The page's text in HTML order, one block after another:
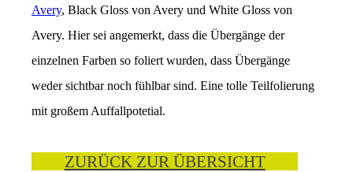
Avery, Black Gloss von Avery und White Gloss von
Avery. Hier sei angemerkt, dass die Übergänge der
einzelnen Farben so foliert wurden, dass Übergänge
weder sichtbar noch fühlbar sind. Eine tolle Teilfolierung
mit großem Auffallpotetial.
ZURÜCK ZUR ÜBERSICHT